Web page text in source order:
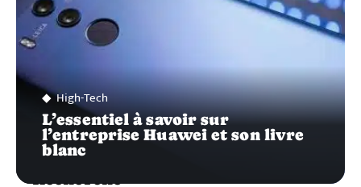
High-Tech
L’essentiel à savoir sur
l’entreprise Huawei et son livre
blanc